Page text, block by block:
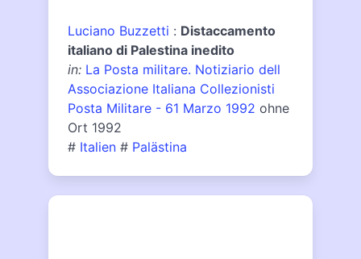
Luciano Buzzetti : Distaccamento
italiano di Palestina inedito
in: La Posta militare. Notiziario dell
Associazione Italiana Collezionisti
Posta Militare - 61 Marzo 1992 ohne
Ort 1992
# Italien # Palästina